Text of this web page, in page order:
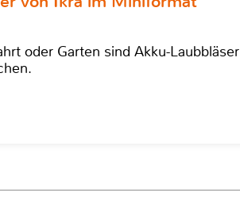
oder Garten sind Akku-Laubbläser